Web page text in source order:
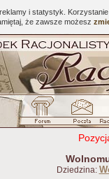
i statystyk.
że zawsze możesz
Dziedzina: